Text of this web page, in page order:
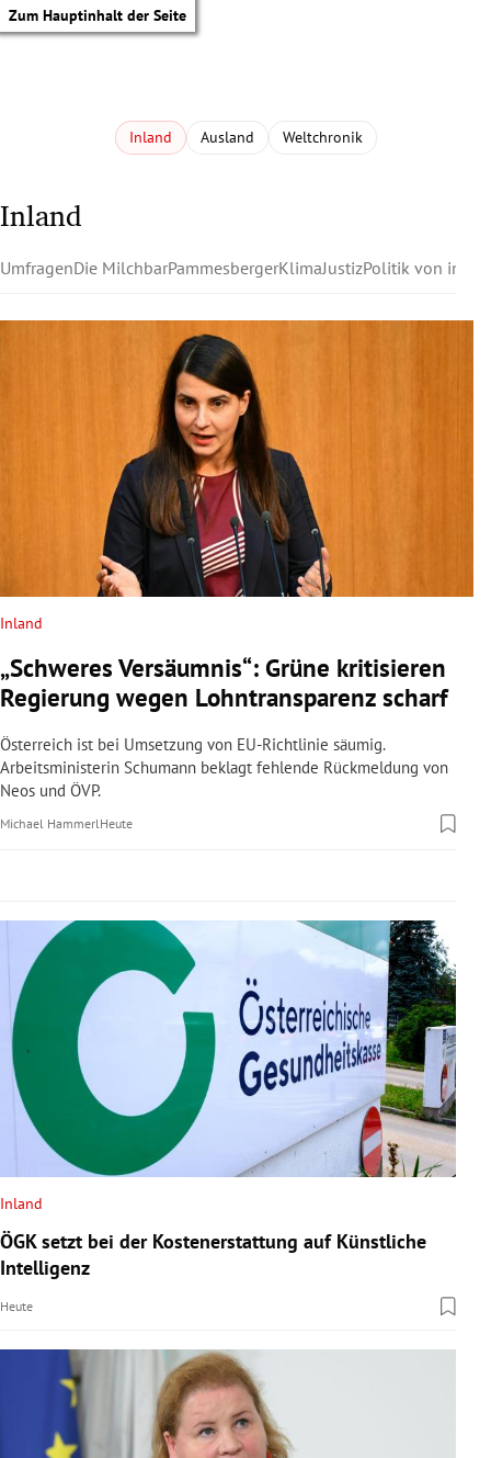
Zum Hauptinhalt der Seite
Untermenü
Untermenü
Untermenü
Untermenü
Untermenü
Untermenü
Inland Ausland Weltchronik
Inland
UmfragenDie MilchbarPammesbergerKlimaJustizPolitik von innen
Inland
„Schweres Versäumnis“: Grüne kritisieren
Regierung wegen Lohntransparenz scharf
Österreich ist bei Umsetzung von EU-Richtlinie säumig.
Arbeitsministerin Schumann beklagt fehlende Rückmeldung von
Neos und ÖVP.
Michael HammerlHeute
Inland
ÖGK setzt bei der Kostenerstattung auf Künstliche
Intelligenz
Heute